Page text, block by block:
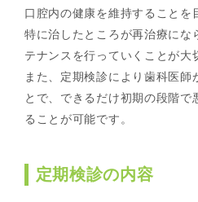
口腔内の健康を維持することを
特に治したところが再治療にな
テナンスを行っていくことが大
また、定期検診により歯科医師
とで、できるだけ初期の段階で
ることが可能です。
定期検診の内容